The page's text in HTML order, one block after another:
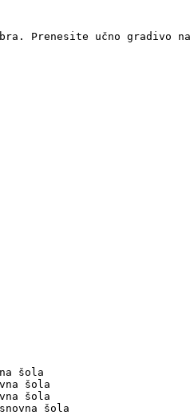
Prenesite učno gradivo
šola
šola
šola
šola